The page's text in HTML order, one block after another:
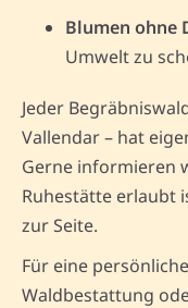
Blumen ohne
Umwelt zu
Jeder
Vallendar – hat
Gerne informieren
Ruhestätte erlaubt
zur Seite.
Für eine
Waldbestattung